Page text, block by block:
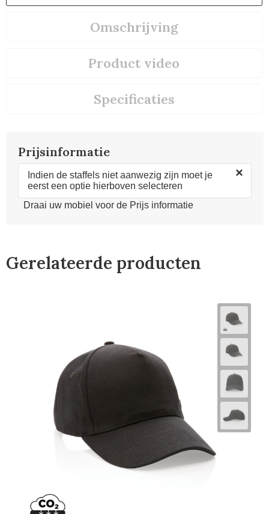
Omschrijving
Product video
Specificaties
Prijsinformatie
Indien de staffels niet aanwezig zijn moet je
eerst een optie hierboven selecteren
×
Draai uw mobiel voor de Prijs informatie
Gerelateerde producten